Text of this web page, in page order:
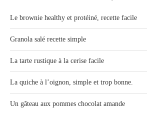
Le brownie healthy et protéiné, recette facile
Granola salé recette simple
La tarte rustique à la cerise facile
La quiche à l’oignon, simple et trop bonne.
Un gâteau aux pommes chocolat amande